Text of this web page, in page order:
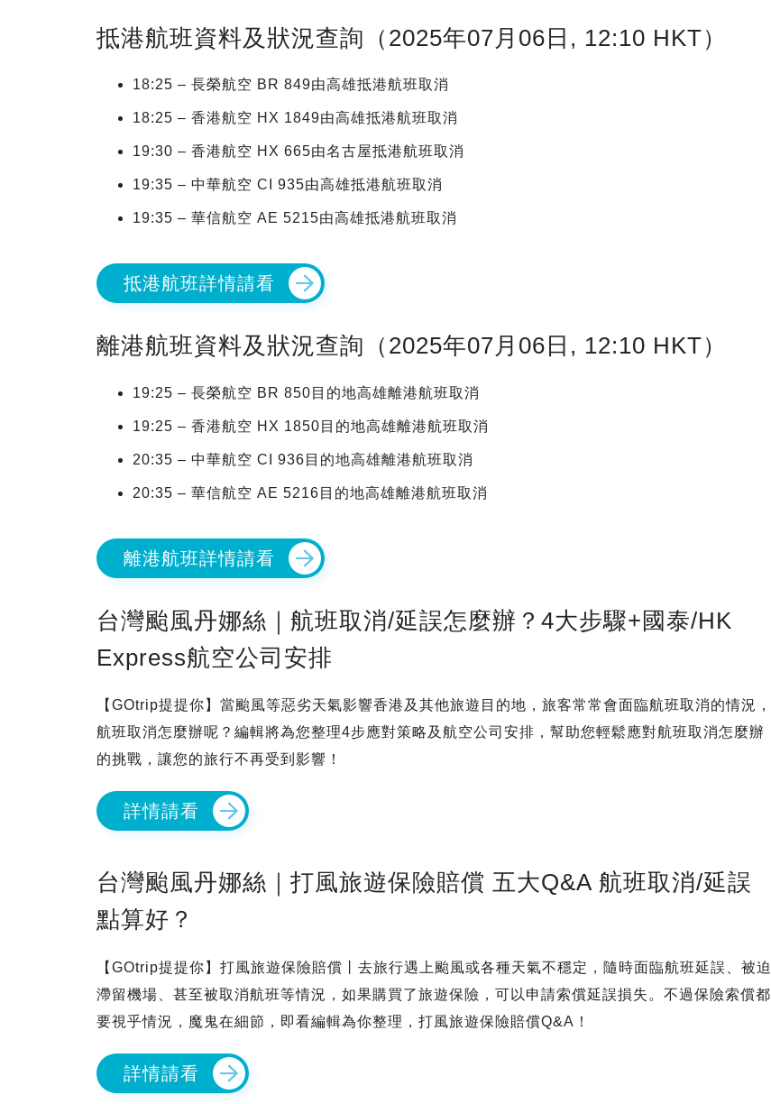
抵港航班資料及狀況查詢（2025年07月06日, 12:10 HKT）
18:25 – 長榮航空 BR 849由高雄抵港航班取消
18:25 – 香港航空 HX 1849由高雄抵港航班取消
19:30 – 香港航空 HX 665由名古屋抵港航班取消
19:35 – 中華航空 CI 935由高雄抵港航班取消
19:35 – 華信航空 AE 5215由高雄抵港航班取消
抵港航班詳情請看
離港航班資料及狀況查詢（2025年07月06日, 12:10 HKT）
19:25 – 長榮航空 BR 850目的地高雄離港航班取消
19:25 – 香港航空 HX 1850目的地高雄離港航班取消
20:35 – 中華航空 CI 936目的地高雄離港航班取消
20:35 – 華信航空 AE 5216目的地高雄離港航班取消
離港航班詳情請看
台灣颱風丹娜絲｜航班取消/延誤怎麼辦？4大步驟+國泰/HK
Express航空公司安排
【GOtrip提提你】當颱風等惡劣天氣影響香港及其他旅遊目的地，旅客常常會面臨航班取消的情況，
航班取消怎麼辦呢？編輯將為您整理4步應對策略及航空公司安排，幫助您輕鬆應對航班取消怎麼辦
的挑戰，讓您的旅行不再受到影響！
詳情請看
台灣颱風丹娜絲｜打風旅遊保險賠償 五大Q&A 航班取消/延誤
點算好？
【GOtrip提提你】打風旅遊保險賠償丨去旅行遇上颱風或各種天氣不穩定，隨時面臨航班延誤、被迫
滯留機場、甚至被取消航班等情況，如果購買了旅遊保險，可以申請索償延誤損失。不過保險索償都
要視乎情況，魔鬼在細節，即看編輯為你整理，打風旅遊保險賠償Q&A！
詳情請看